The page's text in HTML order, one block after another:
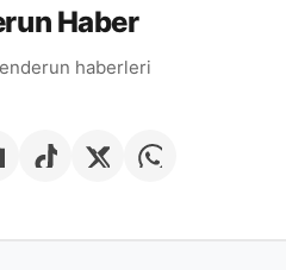
Haber
haberleri